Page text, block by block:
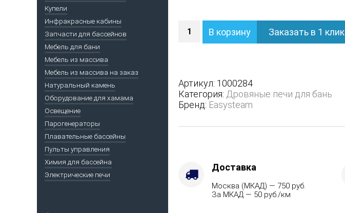
Печь
Анапа
полноценном
кожухе
с
открытым
Защ.
Варианты
В корзину Заказать в 1 клик
Артикул: 1000284
Категория: Дровяные печи для бань
Бренд: Easysteam
Доставка
Москва (МКАД) — 750 руб.
За МКАД — 50 руб./км
Купели
Инфракрасные кабины
Запчасти для бассейнов
Мебель для бани
Мебель из массива
Мебель из массива на заказ
Натуральный камень
Оборудование для хамама
Освещение
Парогенераторы
Плавательные бассейны
Пульты управления
Химия для бассейна
Электрические печи